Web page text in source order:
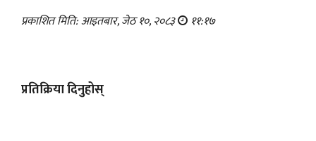
प्रकाशित मिति: आइतबार, जेठ १०, २०८३ ११:१७
प्रतिक्रिया दिनुहोस्